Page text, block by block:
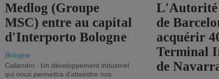
Medlog (Groupe
MSC) entre au capital
d'Interporto Bologne
Bologne
Caliandro : Un développement industriel
qui nous permettra d'atteindre nos
de
acquérir
Terminal
de